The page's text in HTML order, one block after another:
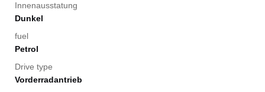
Innenausstatung
Dunkel
fuel
Petrol
Drive type
Vorderradantrieb